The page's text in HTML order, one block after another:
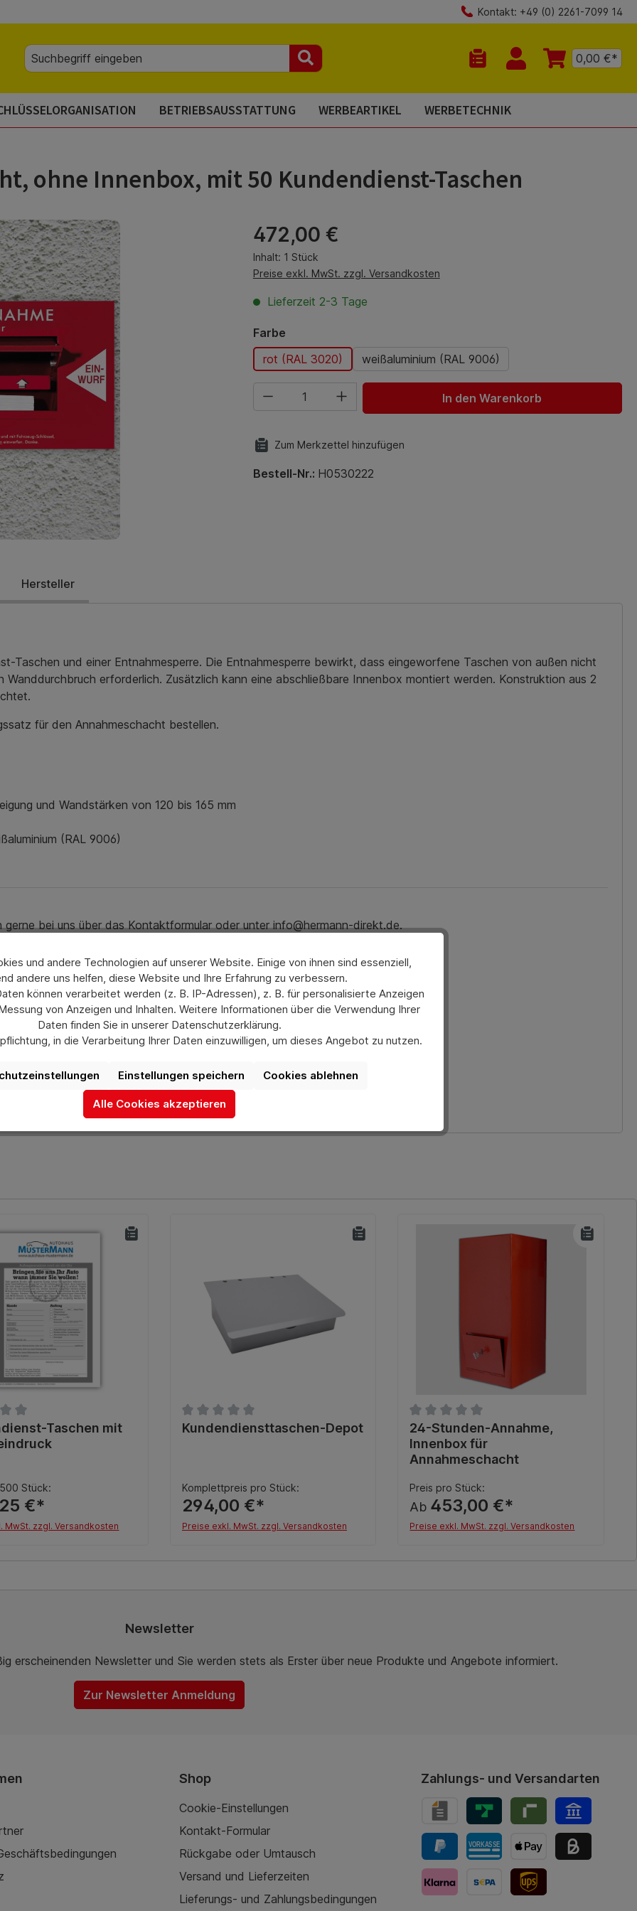
Kontakt: +49 (0) 2261-7099 14
Du hast 0 Produkte auf dem
0,00 €*
BETRIEBSAUSSTATTUNG WERBEARTIKEL WERBETECHNIK
ohne Innenbox, mit 50 Kundendienst-Taschen
Regulärer Preis:
472,00 €
Inhalt: 1 Stück
Preise exkl. MwSt. zzgl. Versandkosten
Lieferzeit 2-3 Tage
Farbeauswählen
rot (RAL 3020)
weißaluminium (RAL 9006)
Produkt Anzahl: Gib den gewünschten Wert ein oder benutze die
In den Warenkorb
Zum Merkzettel hinzufügen
Bestell-Nr.: H0530222
Hersteller
Taschen und einer Entnahmesperre. Die Entnahmesperre bewirkt, dass eingeworfene Taschen von außen nicht
erforderlich. Zusätzlich kann eine abschließbare Innenbox montiert werden. Konstruktion aus 2
für den Annahmeschacht bestellen.
und Wandstärken von 120 bis 165 mm
(RAL 9006)
bei uns über das Kontaktformular oder unter info@hermann-direkt.de.
Bewertung von 0 von 5 Sternen
Taschen mit
Stück:
€*
MwSt. zzgl. Versandkosten
Details
Durchschnittliche Bewertung von 0 von 5 Sternen
Kundendiensttaschen-Depot
Komplettpreis pro Stück:
294,00 €*
Preise exkl. MwSt. zzgl. Versandkosten
In den Warenkorb
Durchschnittliche Bewertung von 0 von 5
24-Stunden-Annahme,
Innenbox für
Annahmeschacht
Preis pro Stück:
Ab 453,00 €*
Preise exkl. MwSt. zzgl. Versandkosten
Details
Newsletter
erscheinenden Newsletter und Sie werden stets als Erster über neue Produkte und Angebote informiert.
Zur Newsletter Anmeldung
Shop
Cookie-Einstellungen
Kontakt-Formular
Rückgabe oder Umtausch
Versand und Lieferzeiten
Lieferungs- und Zahlungsbedingungen
Zahlungs- und Versandarten
und andere Technologien auf unserer Website. Einige von ihnen sind essenziell,
andere uns helfen, diese Website und Ihre Erfahrung zu verbessern.
können verarbeitet werden (z. B. IP-Adressen), z. B. für personalisierte Anzeigen
von Anzeigen und Inhalten. Weitere Informationen über die Verwendung Ihrer
Daten finden Sie in unserer Datenschutzerklärung.
in die Verarbeitung Ihrer Daten einzuwilligen, um dieses Angebot zu nutzen.
individueller Einstellungen möglicherweise nicht alle Funktionen der Website
verfügbar sind.
Mehr Informationen
Cookies ablehnen
Einstellungen speichern
Alle Cookies akzeptieren